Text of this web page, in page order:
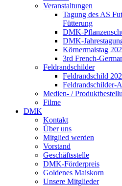
Veranstaltungen
Tagung des AS
Fütterung
DMK-
DMK-
Körnermaistag
3rd French-
Feldrandschilder
Feldrandschild
Feldrandschilder-
Medien- /
Filme
DMK
Kontakt
Über uns
Mitglied werden
Vorstand
Geschäftsstelle
DMK-Förderpreis
Goldenes Maiskorn
Unsere Mitglieder